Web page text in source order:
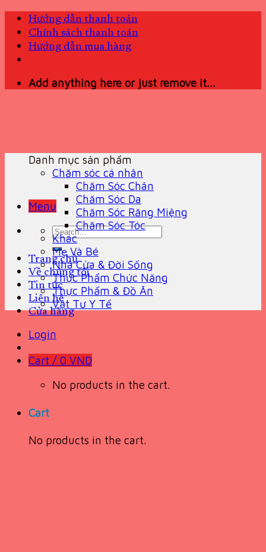
Skip
content
Hướng dẫn thanh toán
Chính sách thanh toán
Hướng dẫn mua hàng
Add anything here or just remove it...
Menu
Search
for:
Trang chủ
Về chúng tôi
Tin tức
Liên hệ
Cửa hàng
Login
Cart / 0 VND
No products in the cart.
Cart
No products in the cart.
Danh mục sản phẩm
Chăm sóc cá nhân
Chăm Sóc Chân
Chăm Sóc Da
Chăm Sóc Răng Miệng
Chăm Sóc Tóc
Khác
Mẹ Và Bé
Nhà Cửa & Đời Sống
Thực Phẩm Chức Năng
Thực Phẩm & Đồ Ăn
Vật Tư Y Tế